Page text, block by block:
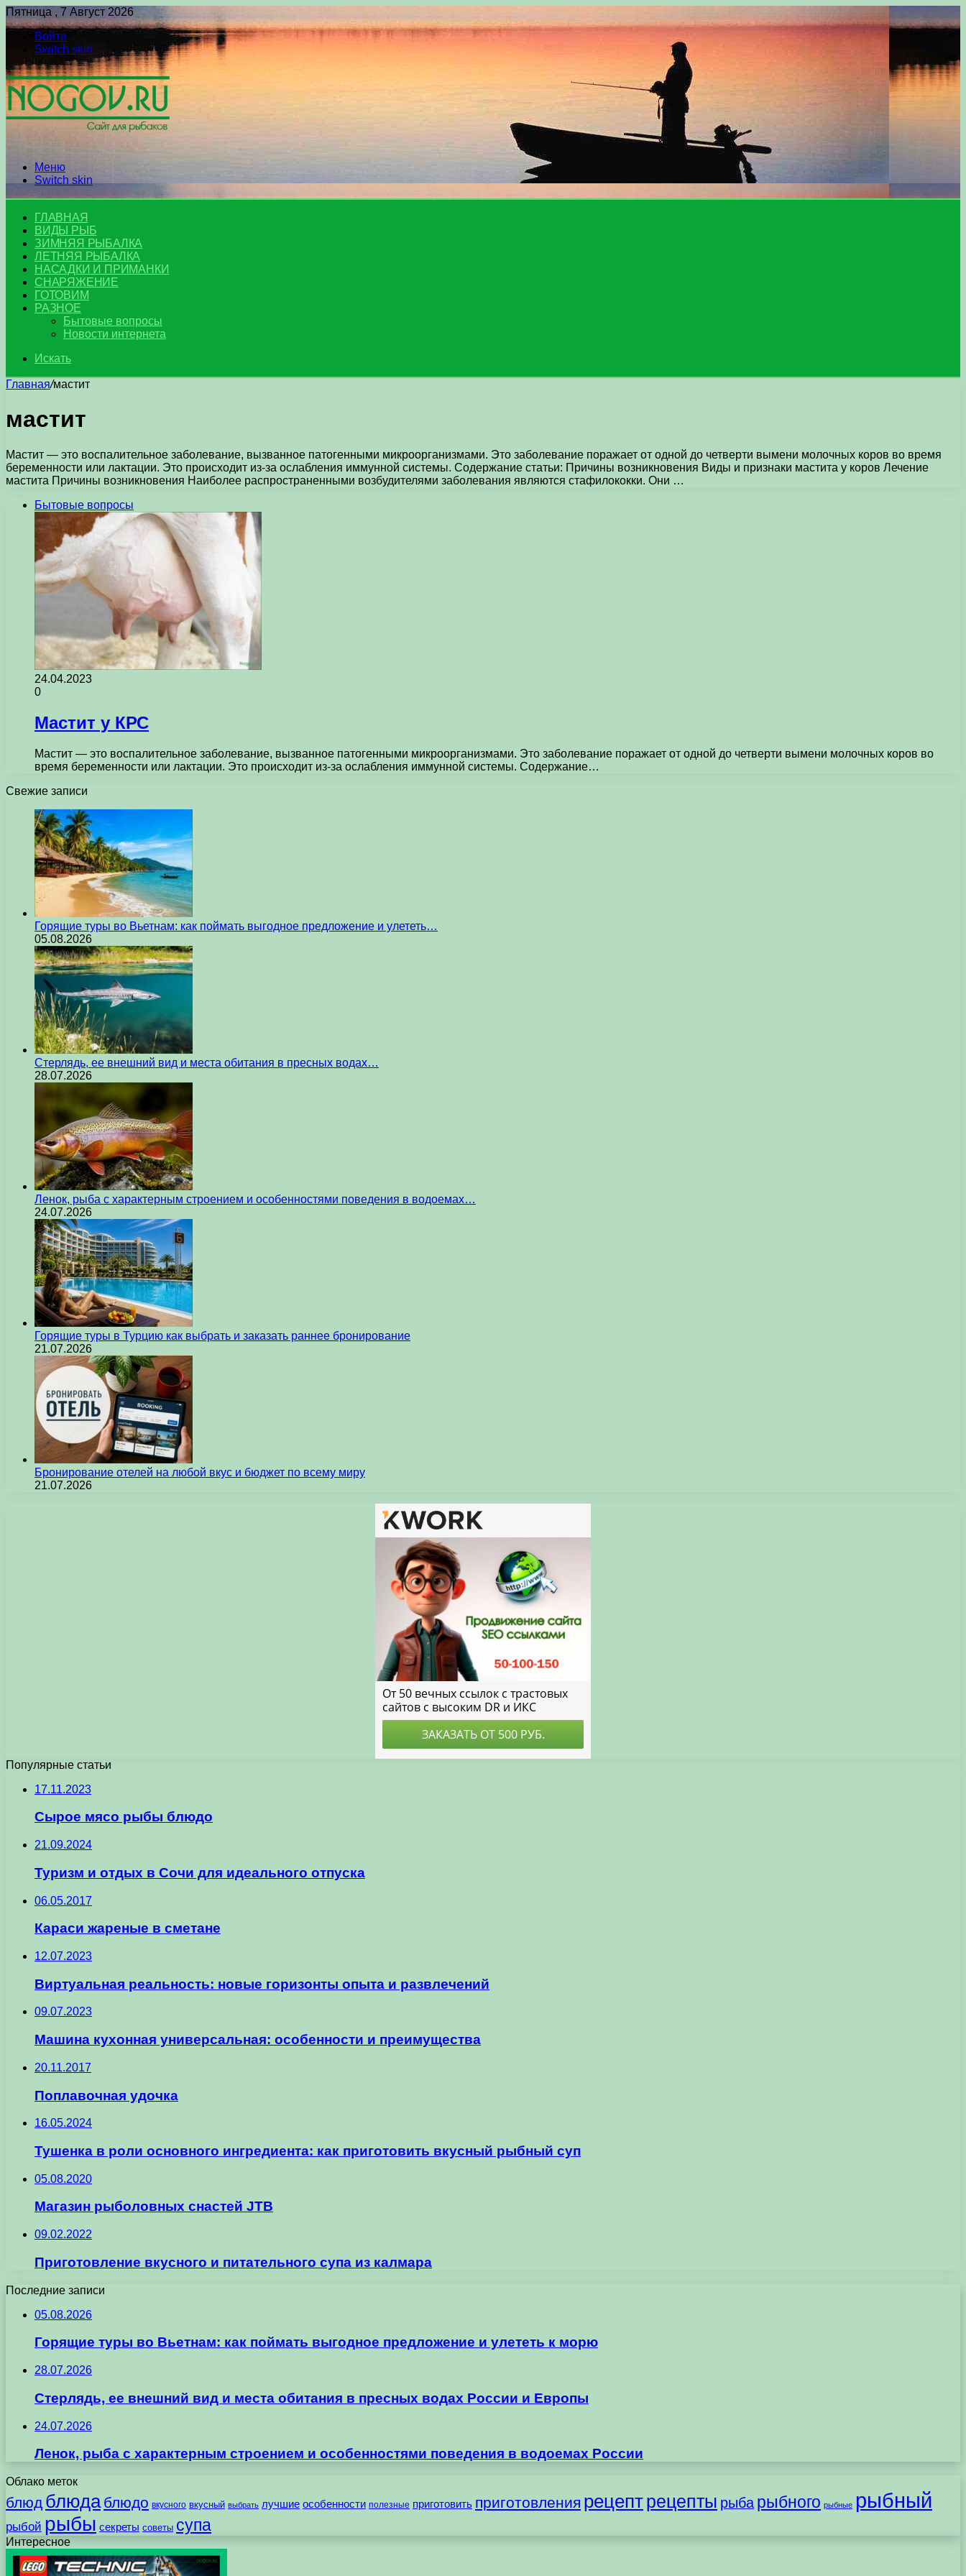
Пятница , 7 Август 2026
Войти
Switch skin
Меню
Switch skin
ГЛАВНАЯ
ВИДЫ РЫБ
ЗИМНЯЯ РЫБАЛКА
ЛЕТНЯЯ РЫБАЛКА
НАСАДКИ И ПРИМАНКИ
СНАРЯЖЕНИЕ
ГОТОВИМ
РАЗНОЕ
Бытовые вопросы
Новости интернета
Искать
Главная/мастит
мастит
Мастит — это воспалительное заболевание, вызванное патогенными микроорганизмами. Это заболевание поражает от одной до четверти вымени молочных коров во время
беременности или лактации. Это происходит из-за ослабления иммунной системы. Содержание статьи: Причины возникновения Виды и признаки мастита у коров Лечение
мастита Причины возникновения Наиболее распространенными возбудителями заболевания являются стафилококки. Они …
Бытовые вопросы
24.04.2023
0
Мастит у КРС
Мастит — это воспалительное заболевание, вызванное патогенными микроорганизмами. Это заболевание поражает от одной до четверти вымени молочных коров во
время беременности или лактации. Это происходит из-за ослабления иммунной системы. Содержание…
Свежие записи
Горящие туры во Вьетнам: как поймать выгодное предложение и улететь…
05.08.2026
Стерлядь, ее внешний вид и места обитания в пресных водах…
28.07.2026
Ленок, рыба с характерным строением и особенностями поведения в водоемах…
24.07.2026
Горящие туры в Турцию как выбрать и заказать раннее бронирование
21.07.2026
Бронирование отелей на любой вкус и бюджет по всему миру
21.07.2026
Популярные статьи
17.11.2023
Сырое мясо рыбы блюдо
21.09.2024
Туризм и отдых в Сочи для идеального отпуска
06.05.2017
Караси жареные в сметане
12.07.2023
Виртуальная реальность: новые горизонты опыта и развлечений
09.07.2023
Машина кухонная универсальная: особенности и преимущества
20.11.2017
Поплавочная удочка
16.05.2024
Тушенка в роли основного ингредиента: как приготовить вкусный рыбный суп
05.08.2020
Магазин рыболовных снастей JTB
09.02.2022
Приготовление вкусного и питательного супа из калмара
Последние записи
05.08.2026
Горящие туры во Вьетнам: как поймать выгодное предложение и улететь к морю
28.07.2026
Стерлядь, ее внешний вид и места обитания в пресных водах России и Европы
24.07.2026
Ленок, рыба с характерным строением и особенностями поведения в водоемах России
Облако меток
блюд блюда блюдо вкусного вкусный выбрать лучшие особенности полезные приготовить приготовления рецептрецепты рыба рыбного рыбные рыбный
рыбой рыбы секреты советы супа
Интересное